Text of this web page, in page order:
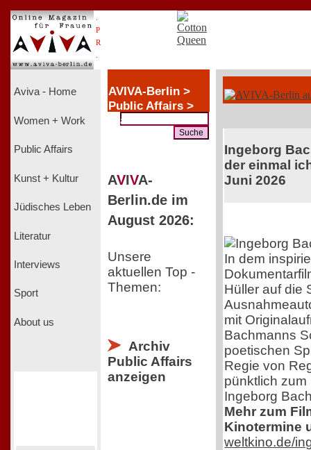
P
R
Aviva - Home
Women + Work
Public Affairs
Kunst + Kultur
Jüdisches Leben
Literatur
Interviews
Sport
About us
AVIVA-Berlin >
Public Affairs >
Frauenfeindlich
AVIVA-
Berlin.de im
August 2026:
Unsere
aktuellen Top -
Themen:
Archiv
Public Affairs
anzeigen
Ingeborg
der einmal
Juni 2026
In dem
Hüller auf die
mit
Bachmanns
poetischen
Regie von
pünktlich
Ingeborg
Mehr zum
Kinotermine
weltkino.de/